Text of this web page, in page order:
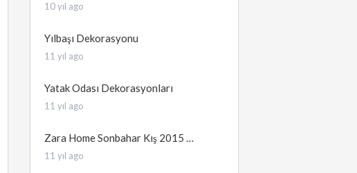
10 yıl ago
Yılbaşı Dekorasyonu
11 yıl ago
Yatak Odası Dekorasyonları
11 yıl ago
Zara Home Sonbahar Kış 2015 …
11 yıl ago